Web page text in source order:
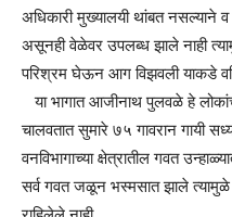
अधिकारी मुख्यालयी थांबत नसल्याने
असूनही वेळेवर उपलब्ध झाले नाही
परिश्रम घेऊन आग विझवली याकडे
या भागात आजीनाथ पुलवळे हे
चालवतात सुमारे ७५ गावरान गायी
वनविभागाच्या क्षेत्रातील गवत
सर्व गवत जळून भस्मसात झाले त्यामुळे